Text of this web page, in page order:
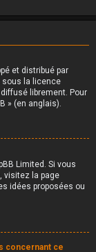
et distribué par
sous la licence
librement. Pour
» (en anglais).
Limited. Si vous
visitez la page
idées proposées ou
concernant ce